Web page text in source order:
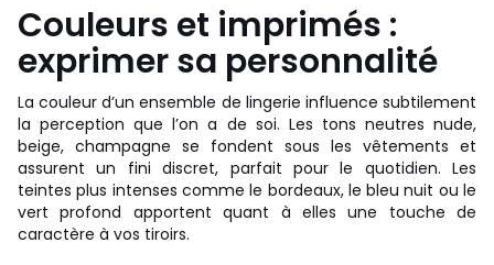
Couleurs et imprimés :
exprimer sa personnalité
La couleur d’un ensemble de lingerie influence subtilement
la perception que l’on a de soi. Les tons neutres nude,
beige, champagne se fondent sous les vêtements et
assurent un fini discret, parfait pour le quotidien. Les
teintes plus intenses comme le bordeaux, le bleu nuit ou le
vert profond apportent quant à elles une touche de
caractère à vos tiroirs.